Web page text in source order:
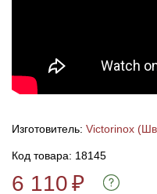
Изготовитель: Victorinox
Код товара: 18145
6 110₽
Полочки для лука
Плунжеры для лука
Ножи складные